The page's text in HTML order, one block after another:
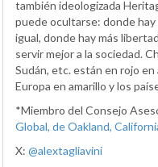
también ideologizada
puede ocultarse: donde hay
igual, donde hay más
servir mejor a la sociedad.
Sudán, etc. están en rojo
Europa en amarillo y los
*Miembro del Consejo
Global, de Oakland,
X: @alextagliavini